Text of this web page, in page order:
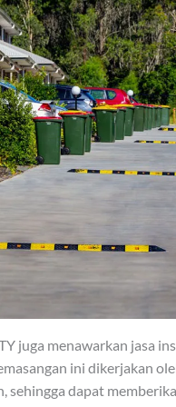
juga menawarkan jasa
ini dikerjakan
sehingga dapat